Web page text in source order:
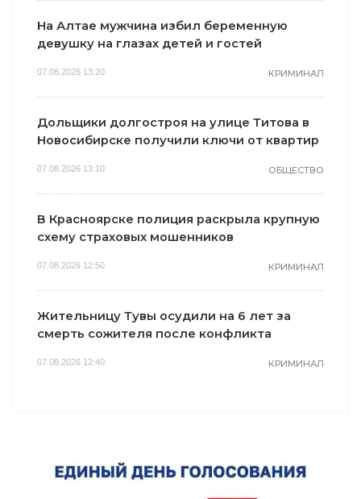
На Алтае мужчина избил беременную
девушку на глазах детей и гостей
07.08.2026 13:20 КРИМИНАЛ
Дольщики долгостроя на улице Титова в
Новосибирске получили ключи от квартир
07.08.2026 13:10 ОБЩЕСТВО
В Красноярске полиция раскрыла крупную
схему страховых мошенников
07.08.2026 12:50 КРИМИНАЛ
Жительницу Тувы осудили на 6 лет за
смерть сожителя после конфликта
07.08.2026 12:40 КРИМИНАЛ